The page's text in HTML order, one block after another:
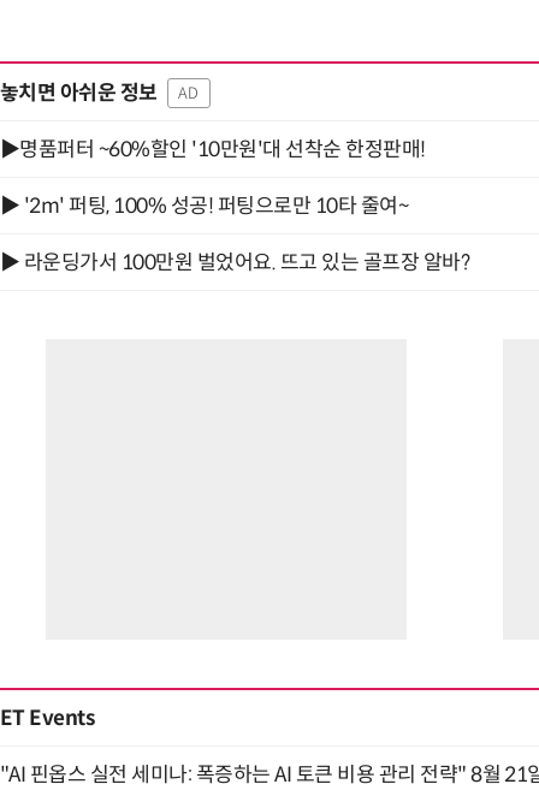
놓치면 아쉬운 정보 AD
▶명품퍼터 ~60%할인 '10만원'대 선착순 한정판매!
▶ '2m' 퍼팅, 100% 성공! 퍼팅으로만 10타 줄여~
▶ 라운딩가서 100만원 벌었어요. 뜨고 있는 골프장 알바?
ET Events
"AI 핀옵스 실전 세미나: 폭증하는 AI 토큰 비용 관리 전략" 8월 21